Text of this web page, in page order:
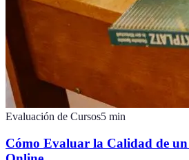
Evaluación de Cursos5 min
Cómo Evaluar la Calidad de